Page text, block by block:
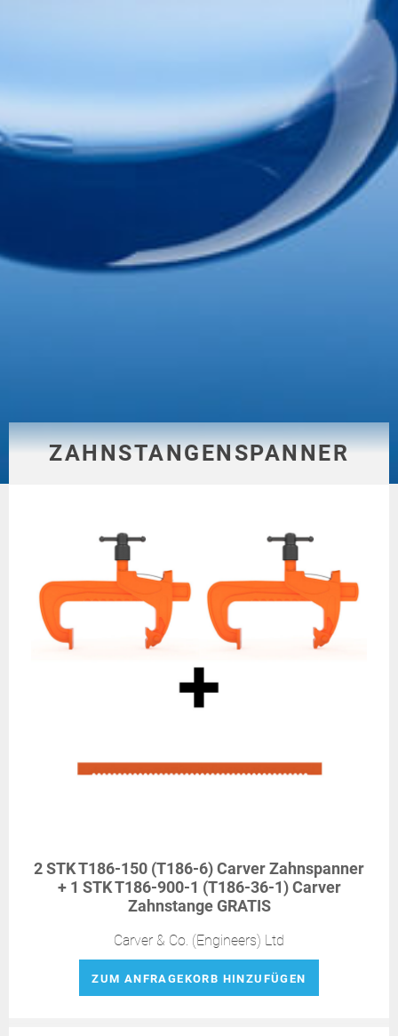
ZAHNSTANGENSPANNER
2 STK T186-150 (T186-6) Carver Zahnspanner
+ 1 STK T186-900-1 (T186-36-1) Carver
Zahnstange GRATIS
Carver & Co. (Engineers) Ltd
ZUM ANFRAGEKORB HINZUFÜGEN